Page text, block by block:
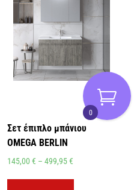
Σετ έπιπλο μπάνιου
OMEGA BERLIN
145,00 € – 499,95€
0